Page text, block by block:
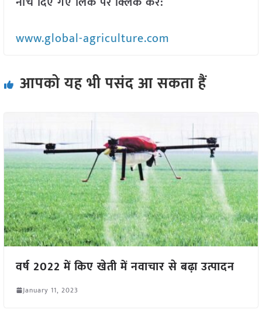
www.global-agriculture.com
आपको यह भी पसंद आ सकता हैं
वर्ष 2022 में किए खेती में नवाचार से बढ़ा उत्पादन
January 11, 2023